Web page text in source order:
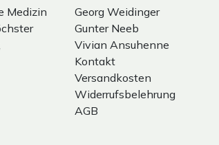
Medizin
Georg Weidinger
Gunter Neeb
Vivian Ansuhenne
Kontakt
Versandkosten
Widerrufsbelehrung
AGB